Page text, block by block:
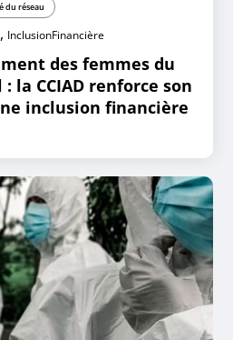
du réseau
, InclusionFinancière
des femmes du
la CCIAD renforce son
inclusion financière